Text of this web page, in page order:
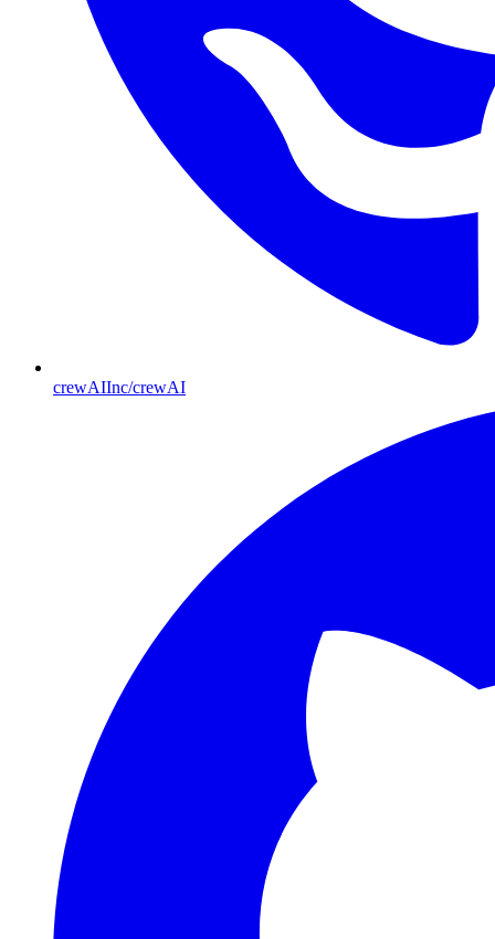
crewAIInc/crewAI